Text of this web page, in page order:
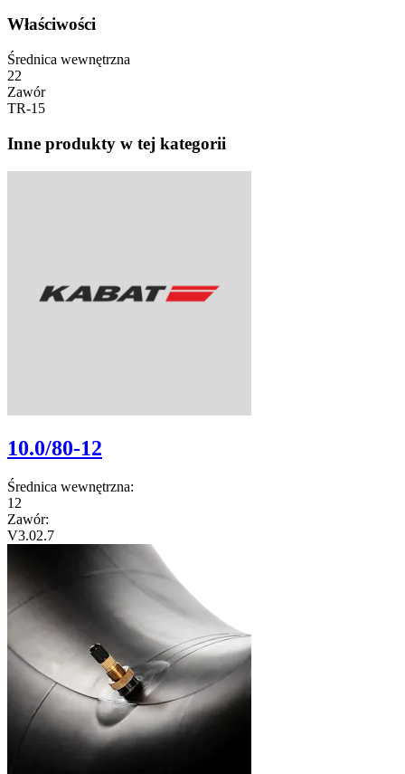
Właściwości
Średnica wewnętrzna
22
Zawór
TR-15
Inne produkty w tej kategorii
10.0/80-12
Średnica wewnętrzna:
12
Zawór:
V3.02.7